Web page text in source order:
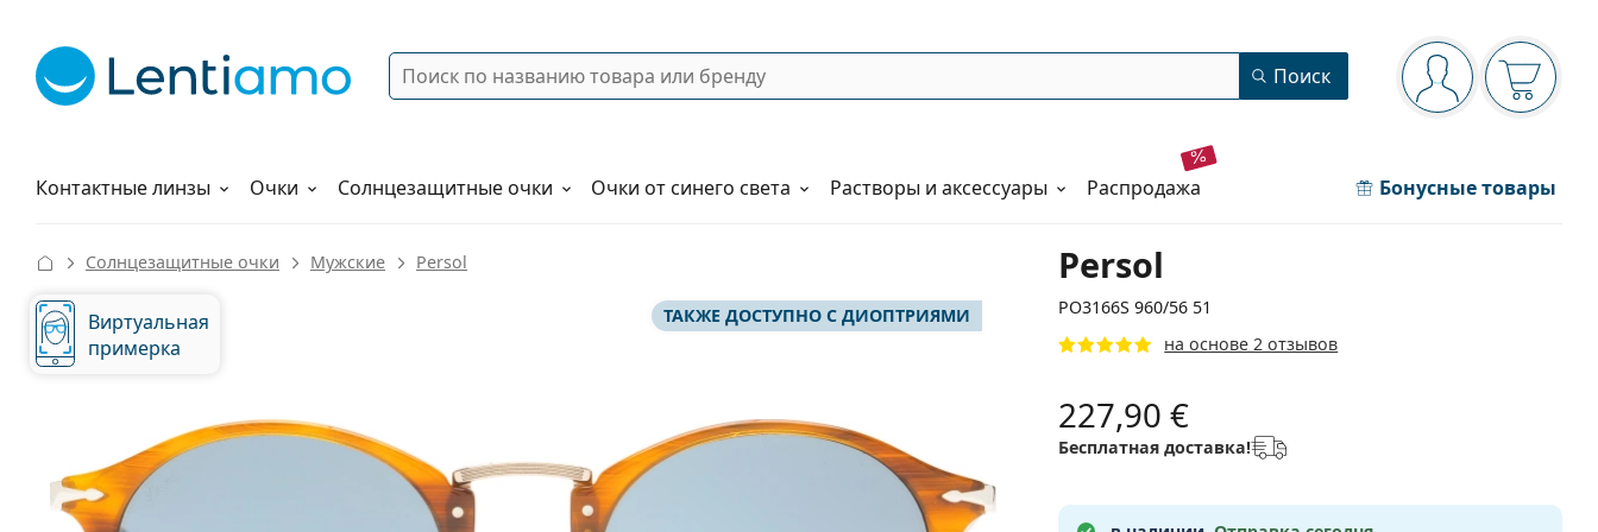
Панель навигации
Вы вошли вВаша
Поиск Поиск
Контактные линзы
Растворы Очки Солнцезащитные очки Очки от синего света Растворы и аксессуары распродажа Бонусные товары
Как заказать
Persol
PO3166S 960/56 51
на основе 2 отзывов
Солнцезащитные очки Мужские Persol
ТАКЖЕ ДОСТУПНО С ДИОПТРИЯМИ
Виртуальная
примерка
227,90 €
Бесплатная доставка!